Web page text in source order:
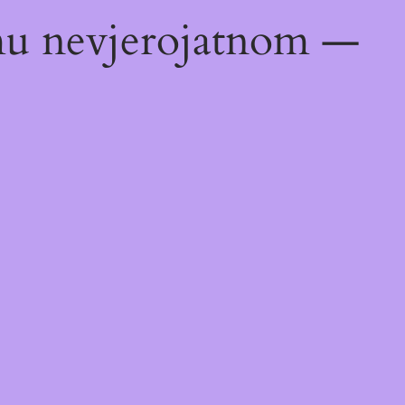
nevjerojatnom —